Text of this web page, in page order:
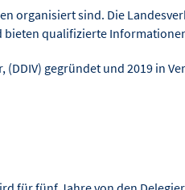
organisiert sind. Die
bieten qualifizierte
gegründet und 2019 in